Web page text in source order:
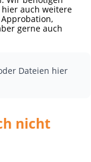
auch weitere
gerne auch
Dateien hier
nicht